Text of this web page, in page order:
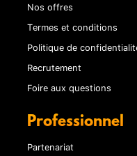
Nos offres
Termes et conditions
Politique de
Recrutement
Foire aux questions
Professionnel
Partenariat